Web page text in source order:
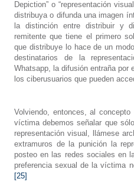
Depiction” o “representación
distribuya o difunda una imagen
la distinción entre distribuir y
remitente que tiene el primero
que distribuye lo hace de un
destinatarios de la
Whatsapp, la difusión entraña por
los ciberusuarios que pueden
Volviendo, entonces, al
víctima debemos señalar que
representación visual, llámese
extramuros de la punición la
posteo en las redes sociales en
preferencia sexual de la víctima
[25]